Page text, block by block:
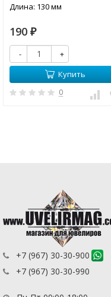
Длина: 130 мм
190 ₽
-
+
Купить
0
+7 (967) 30-30-900
+7 (967) 30-30-990